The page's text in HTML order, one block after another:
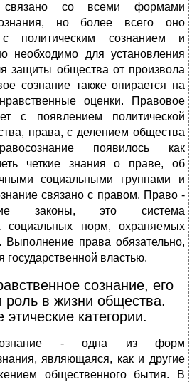
связано со всеми формами
но более всего оно
с политическим сознанием и
необходимо для установления
защиты общества от произвола
сознание также опирается на
оценки. Правовое
с появлением политической
права, с делением общества
появилось как
четкие знания о праве, об
социальными группами и
связано с правом. Право -
законы, это система
социальных норм, охраняемых
Выполнение права обязательно,
государственной властью.
сознание, его
роль в жизни общества.
категории.
сознание - одна из форм
являющаяся, как и другие
общественного бытия. В